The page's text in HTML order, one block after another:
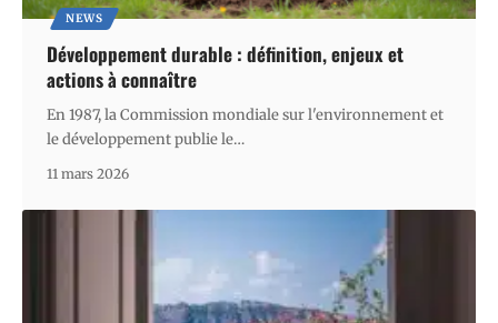
NEWS
Développement durable : définition, enjeux et
actions à connaître
En 1987, la Commission mondiale sur l'environnement et
le développement publie le…
11 mars 2026